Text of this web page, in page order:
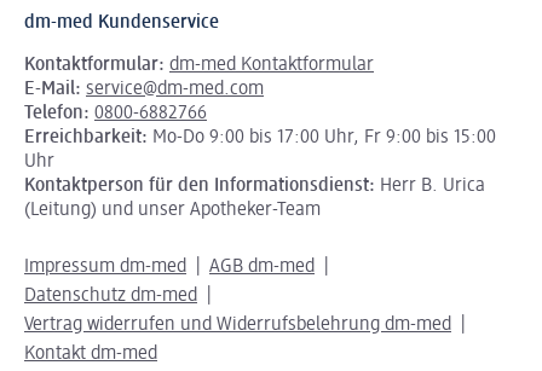
dm-med Kundenservice
Kontaktformular: dm-med Kontaktformular
E-Mail: service@dm-med.com
Telefon: 0800-6882766
Erreichbarkeit: Mo-Do 9:00 bis 17:00 Uhr, Fr 9:00 bis 15:00
Uhr
Kontaktperson für den Informationsdienst: Herr B. Urica
(Leitung) und unser Apotheker-Team
Impressum dm-med
AGB dm-med
Datenschutz dm-med
Vertrag widerrufen und Widerrufsbelehrung dm-med
Kontakt dm-med